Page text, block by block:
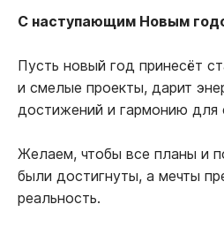
С наступающим Новым
Пусть новый год принесёт
и смелые проекты, дарит
достижений и гармонию для
Желаем, чтобы все планы и
были достигнуты, а мечты
реальность.